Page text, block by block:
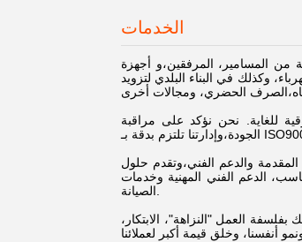
الخدمات
من المسامير، المرفقين،و أجهزة
وكذلك في البناء البلدي لتزويد
للغاية. نحن نؤكد على مراقبة
المقدمة والدعم الفني،وتقدم حلول
الدعم الفني المهنية وخدمات
العمل "النزاهة"، الابتكار،